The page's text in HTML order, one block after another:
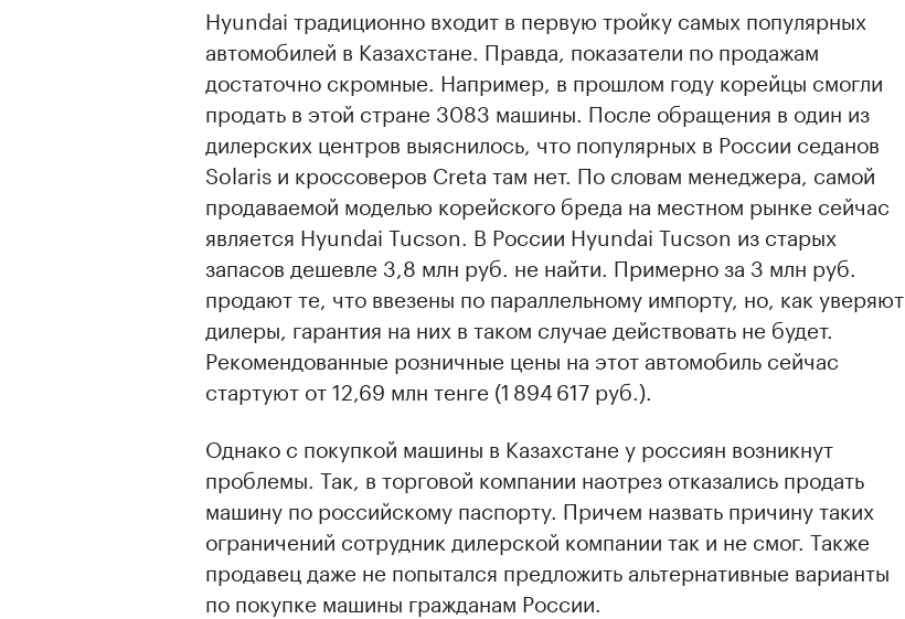
00:00 / 00:00
Hyundai традиционно входит в первую тройку самых популярных
автомобилей в Казахстане. Правда, показатели по продажам
достаточно скромные. Например, в прошлом году корейцы смогли
продать в этой стране 3083 машины. После обращения в один из
дилерских центров выяснилось, что популярных в России седанов
Solaris и кроссоверов Creta там нет. По словам менеджера, самой
продаваемой моделью корейского бреда на местном рынке сейчас
является Hyundai Tucson. В России Hyundai Tucson из старых
запасов дешевле 3,8 млн руб. не найти. Примерно за 3 млн руб.
продают те, что ввезены по параллельному импорту, но, как уверяют
дилеры, гарантия на них в таком случае действовать не будет.
Рекомендованные розничные цены на этот автомобиль сейчас
стартуют от 12,69 млн тенге (1 894 617 руб.).
Однако с покупкой машины в Казахстане у россиян возникнут
проблемы. Так, в торговой компании наотрез отказались продать
машину по российскому паспорту. Причем назвать причину таких
ограничений сотрудник дилерской компании так и не смог. Также
продавец даже не попытался предложить альтернативные варианты
по покупке машины гражданам России.